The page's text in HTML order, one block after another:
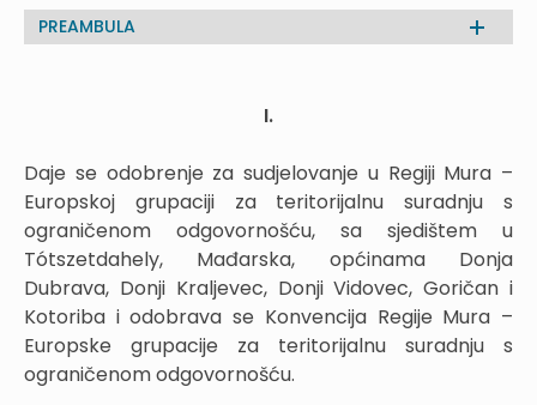
PREAMBULA
I.
Daje se odobrenje za sudjelovanje u Regiji Mura –
Europskoj grupaciji za teritorijalnu suradnju s
ograničenom odgovornošću, sa sjedištem u
Tótszetdahely, Mađarska, općinama Donja
Dubrava, Donji Kraljevec, Donji Vidovec, Goričan i
Kotoriba i odobrava se Konvencija Regije Mura –
Europske grupacije za teritorijalnu suradnju s
ograničenom odgovornošću.